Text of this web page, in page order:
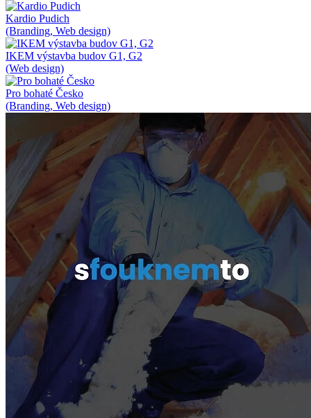
Kardio Pudich
(Branding, Web design)
IKEM výstavba budov G1, G2
(Web design)
Pro bohaté Česko
(Branding, Web design)